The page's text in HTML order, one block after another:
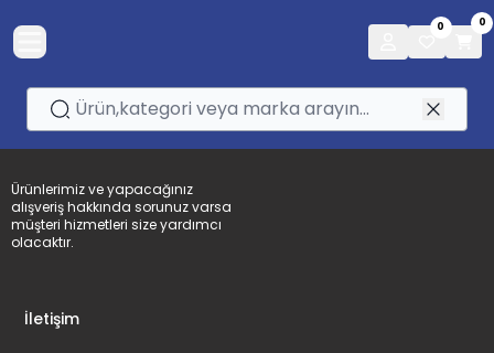
0 0
Ürünlerimiz ve yapacağınız
alışveriş hakkında sorunuz varsa
müşteri hizmetleri size yardımcı
olacaktır.
İletişim